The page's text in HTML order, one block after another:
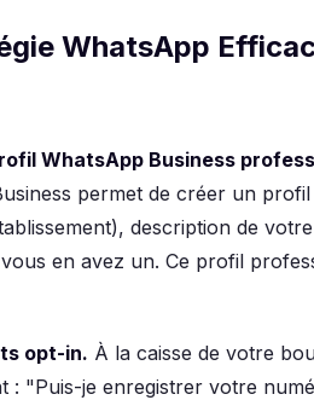
WhatsApp
WhatsApp Business
permet de créer un
description de
en avez un. Ce profil
opt-in. À la caisse de votre
: "Puis-je enregistrer votre